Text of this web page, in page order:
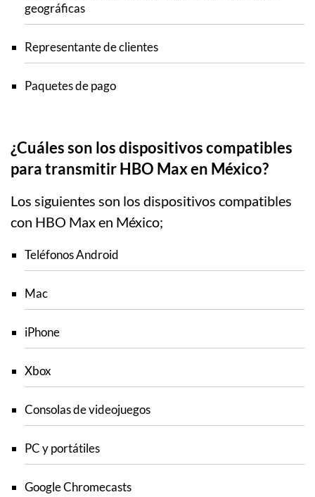
geográficas
Representante de clientes
Paquetes de pago
¿Cuáles son los dispositivos compatibles
para transmitir HBO Max en México?
Los siguientes son los dispositivos compatibles
con HBO Max en México;
Teléfonos Android
Mac
iPhone
Xbox
Consolas de videojuegos
PC y portátiles
Google Chromecasts